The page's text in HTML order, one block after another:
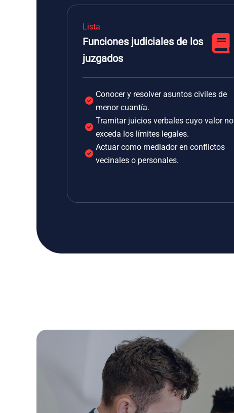
Lista
Funciones judiciales de los
juzgados
Conocer y resolver asuntos civiles de
menor cuantía.
Tramitar juicios verbales cuyo valor no
exceda los límites legales.
Actuar como mediador en conflictos
vecinales o personales.